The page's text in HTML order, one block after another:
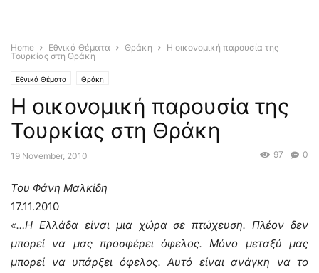
Home Εθνικά Θέματα Θράκη
Η οικονομική παρουσία της
Τουρκίας στη Θράκη
Εθνικά Θέματα Θράκη
Η οικονομική παρουσία της
Τουρκίας στη Θράκη
19 November, 2010 0
97
Του Φάνη Μαλκίδη
17.11.2010
«…Η Ελλάδα είναι μια χώρα σε πτώχευση. Πλέον δεν
μπορεί να μας προσφέρει όφελος. Μόνο μεταξύ μας
μπορεί να υπάρξει όφελος. Αυτό είναι ανάγκη να το